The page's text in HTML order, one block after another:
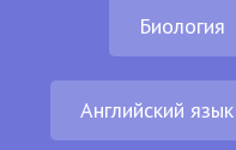
Биология
Английский язык